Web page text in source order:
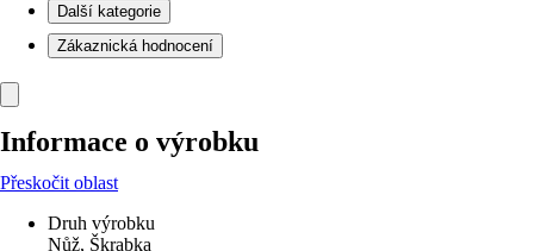
Další kategorie
Zákaznická hodnocení
Informace o výrobku
Přeskočit oblast
Druh výrobku
Nůž, Škrabka